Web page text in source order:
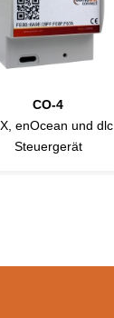
CO-4
enOcean und dlc
Steuergerät